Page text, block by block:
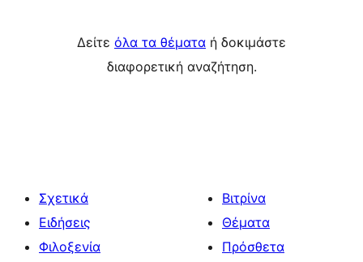
Δείτε όλα τα θέματα ή δοκιμάστε
διαφορετική αναζήτηση.
Σχετικά
Ειδήσεις
Φιλοξενία
Βιτρίνα
Θέματα
Πρόσθετα